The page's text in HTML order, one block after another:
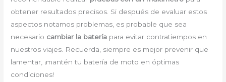
obtener resultados precisos. Si después de evaluar estos
aspectos notamos problemas, es probable que sea
necesario cambiar la batería para evitar contratiempos en
nuestros viajes. Recuerda, siempre es mejor prevenir que
lamentar, ¡mantén tu batería de moto en óptimas
condiciones!